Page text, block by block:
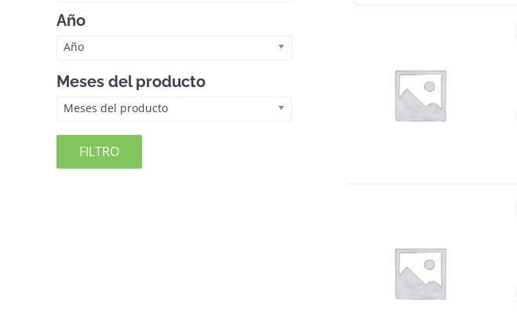
Año
Año
Meses del producto
Meses del producto
FILTRO